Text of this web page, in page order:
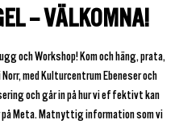
– VÄLKOMNA!
och Workshop! Kom och häng, prata,
med Kulturcentrum Ebeneser och
och går in på hur vi effektivt kan
på Meta. Matnyttig information som vi